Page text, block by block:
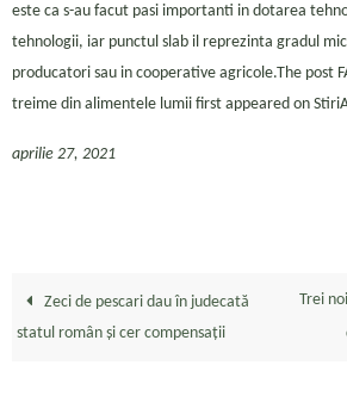
este ca s-au facut pasi importanti in dotarea
tehnologii, iar punctul slab il reprezinta gradul
producatori sau in cooperative agricole.The post
treime din alimentele lumii first appeared on
aprilie 27, 2021
Zeci de pescari dau în judecată
statul român și cer compensații
Trei